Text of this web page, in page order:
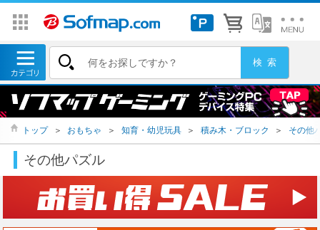
トップ ＞ おもちゃ ＞ 知育・幼児玩具 ＞ 積み木・ブロック ＞ その他
その他パズル